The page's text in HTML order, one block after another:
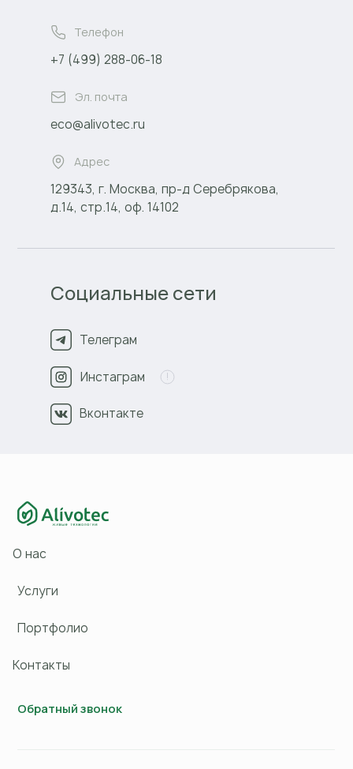
Телефон
Эл. почта
Адрес
+7 (499) 288-06-18
eco@alivotec.ru
129343, г. Москва, пр-д Серебрякова,
д.14, стр.14, оф. 14102
Социальные сети
Телеграм
Инстаграм
Вконтакте
О нас
Обратный звонок
Услуги
Портфолио
Контакты